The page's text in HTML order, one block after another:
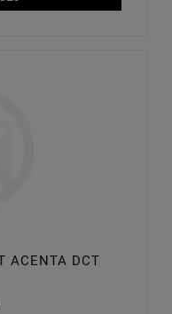
ACENTA DCT